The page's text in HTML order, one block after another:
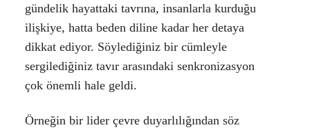
gündelik hayattaki tavrına, insanlarla kurduğu
ilişkiye, hatta beden diline kadar her detaya
dikkat ediyor. Söylediğiniz bir cümleyle
sergilediğiniz tavır arasındaki senkronizasyon
çok önemli hale geldi.
Örneğin bir lider çevre duyarlılığından söz